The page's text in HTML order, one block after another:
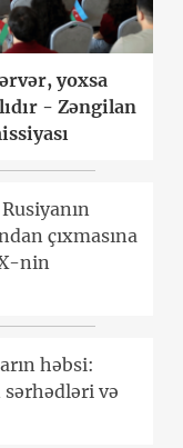
yoxsa
- Zəngilan
çıxmasına
nin
həbsi:
və